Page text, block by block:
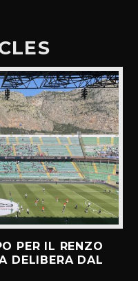
PER IL RENZO
DELIBERA DAL